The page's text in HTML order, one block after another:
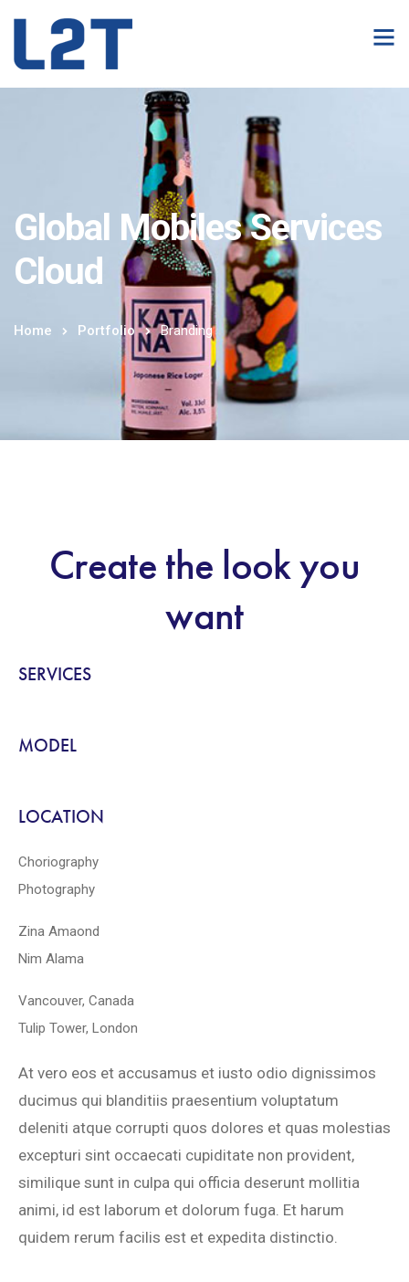
Global Mobiles Services
Cloud
Home Portfolio Branding
Create the look you
want
SERVICES
MODEL
LOCATION
Choriography
Photography
Zina Amaond
Nim Alama
Vancouver, Canada
Tulip Tower, London
At vero eos et accusamus et iusto odio dignissimos
ducimus qui blanditiis praesentium voluptatum
deleniti atque corrupti quos dolores et quas molestias
excepturi sint occaecati cupiditate non provident,
similique sunt in culpa qui officia deserunt mollitia
animi, id est laborum et dolorum fuga. Et harum
quidem rerum facilis est et expedita distinctio.